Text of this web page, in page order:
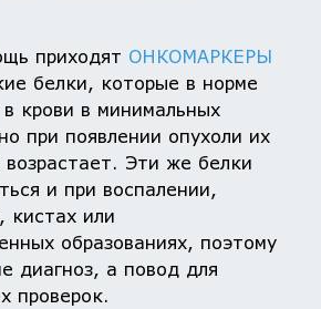
приходят ОНКОМАРКЕРЫ
белки, которые в норме
крови в минимальных
при появлении опухоли их
возрастает. Эти же белки
и при воспалении,
кистах или
образованиях, поэтому
диагноз, а повод для
проверок.